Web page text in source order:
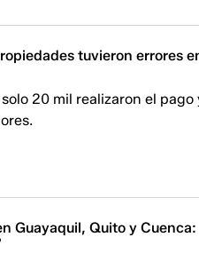
tuvieron errores
20 mil realizaron el pago
Guayaquil, Quito y Cuenca: